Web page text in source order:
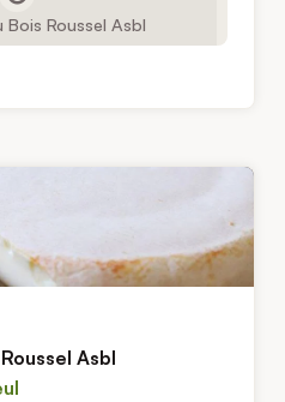
Bois Roussel Asbl
Asbl